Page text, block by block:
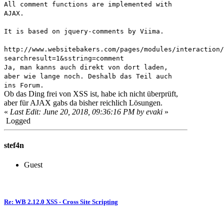
All comment functions are implemented with
AJAX.
It is based on jquery-comments by Viima.
http://www.websitebakers.com/pages/modules/interaction/
searchresult=1&sstring=comment
Ja, man kanns auch direkt von dort laden,
aber wie lange noch. Deshalb das Teil auch
ins Forum.
Ob das Ding frei von XSS ist, habe ich nicht überprüft,
aber für AJAX gabs da bisher reichlich Lösungen.
« Last Edit: June 20, 2018, 09:36:16 PM by evaki »
Logged
stef4n
Guest
Re: WB 2.12.0 XSS - Cross Site Scripting